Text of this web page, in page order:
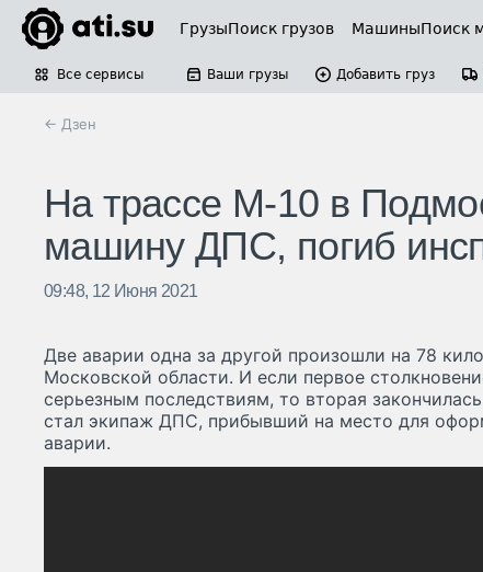
ГрузыПоиск грузов МашиныПоиск
Все сервисы Ваши грузы Добавить груз
← Дзен
На трассе М-10 в
машину ДПС, погиб
09:48, 12 Июня 2021
Две аварии одна за другой произошли на 78
Московской области. И если первое
серьезным последствиям, то вторая
стал экипаж ДПС, прибывший на место для
аварии.